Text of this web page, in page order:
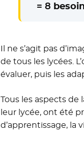
=8
Il ne s’agit pas
de tous les lycées.
évaluer, puis les
Tous les aspects de
leur lycée, ont été
d’apprentissage, la